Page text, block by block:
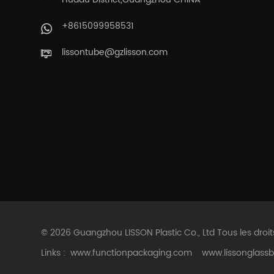
+8615099958531
lissontube@gzlisson.com
© 2026 Guangzhou LISSON Plastic Co., Ltd Tous les
Links : www.functionpackaging.com